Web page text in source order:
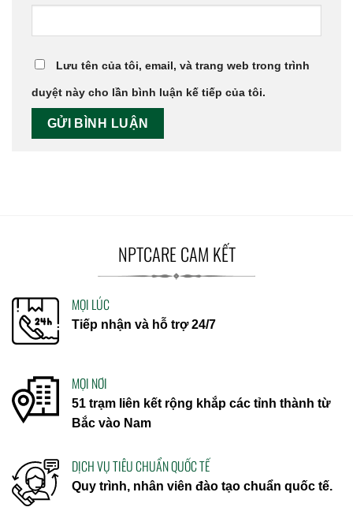
Lưu tên của tôi, email, và trang web trong trình
duyệt này cho lần bình luận kế tiếp của tôi.
NPTCARE CAM KẾT
MỌI LÚC
Tiếp nhận và hỗ trợ 24/7
MỌI NƠI
51 trạm liên kết rộng khắp các tỉnh thành từ
Bắc vào Nam
DỊCH VỤ TIÊU CHUẨN QUỐC TẾ
Quy trình, nhân viên đào tạo chuẩn quốc tế.